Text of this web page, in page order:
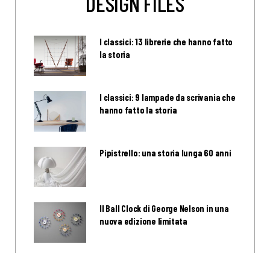
I classici: 13 librerie che hanno fatto
la storia
I classici: 9 lampade da scrivania che
hanno fatto la storia
Pipistrello: una storia lunga 60 anni
Il Ball Clock di George Nelson in una
nuova edizione limitata